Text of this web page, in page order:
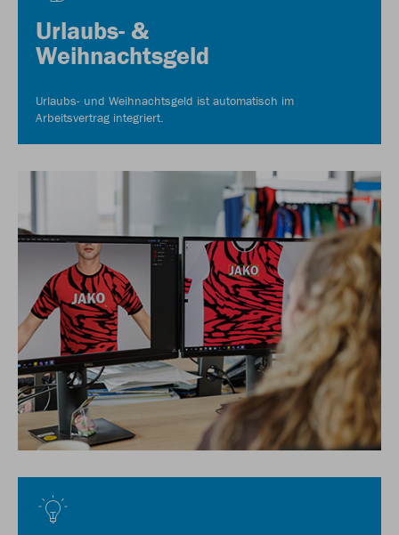
Urlaubs- &
Weihnachtsgeld
Urlaubs- und Weihnachtsgeld ist automatisch im
Arbeitsvertrag integriert.